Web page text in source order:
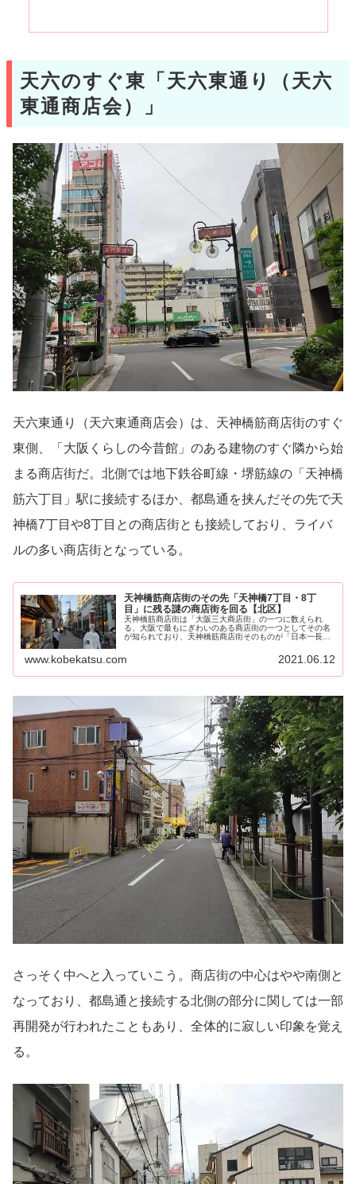
天六のすぐ東「天六東通り（天六
東通商店会）」
天六東通り（天六東通商店会）は、天神橋筋商店街のすぐ
東側、「大阪くらしの今昔館」のある建物のすぐ隣から始
まる商店街だ。北側では地下鉄谷町線・堺筋線の「天神橋
筋六丁目」駅に接続するほか、都島通を挟んだその先で天
神橋7丁目や8丁目との商店街とも接続しており、ライバ
ルの多い商店街となっている。
天神橋筋商店街のその先「天神橋7丁目・8丁
目」に残る謎の商店街を回る【北区】
天神橋筋商店街は「大阪三大商店街」の一つに数えられ
る、大阪で最もにぎわいのある商店街の一つとしてその名
が知られており、天神橋筋商店街そのものが「日本一長
www.kobekatsu.com 2021.06.12
さっそく中へと入っていこう。商店街の中心はやや南側と
なっており、都島通と接続する北側の部分に関しては一部
再開発が行われたこともあり、全体的に寂しい印象を覚え
る。